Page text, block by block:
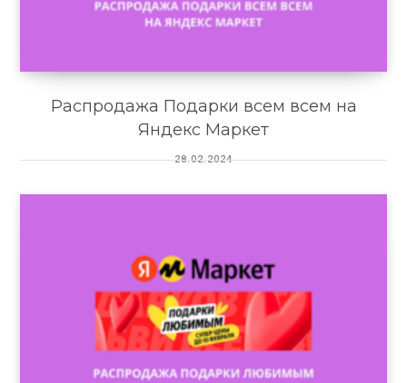
Распродажа Подарки всем всем на
Яндекс Маркет
28.02.2024